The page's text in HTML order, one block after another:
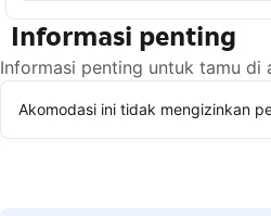
Informasi penting
Informasi penting untuk tamu di
Akomodasi ini tidak mengizinkan